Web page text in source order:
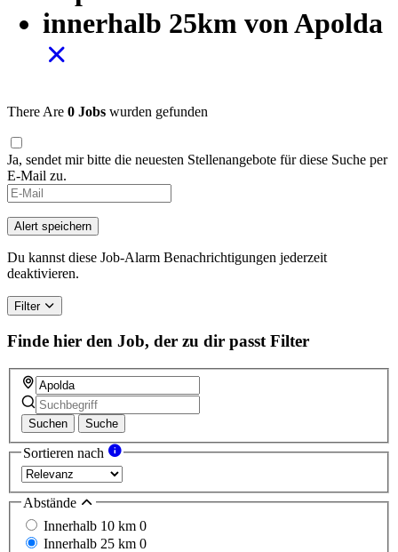
innerhalb 25km von Apolda
There Are 0 Jobs wurden gefunden
Ja, sendet mir bitte die neuesten Stellenangebote für diese Suche per
E-Mail zu.
If
you
are
a
human,
ignore
field
Alert speichern
Du kannst diese Job-Alarm Benachrichtigungen jederzeit
deaktivieren.
Filter
Finde hier den Job, der zu dir passt Filter
Suchen Suche
Sortieren nach
Abstände
Innerhalb 10 km 0
Innerhalb 25 km 0